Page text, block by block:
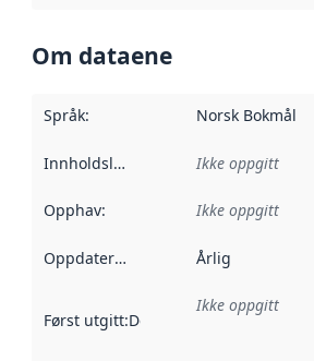
Om dataene
Språk: Norsk Bokmål
Innholdsleverandører :
Ikke oppgitt
Opphav: Ikke oppgitt
Oppdateringsfrekvens :
Årlig
Først utgitt:Denne datoen sier når
Ikke oppgitt